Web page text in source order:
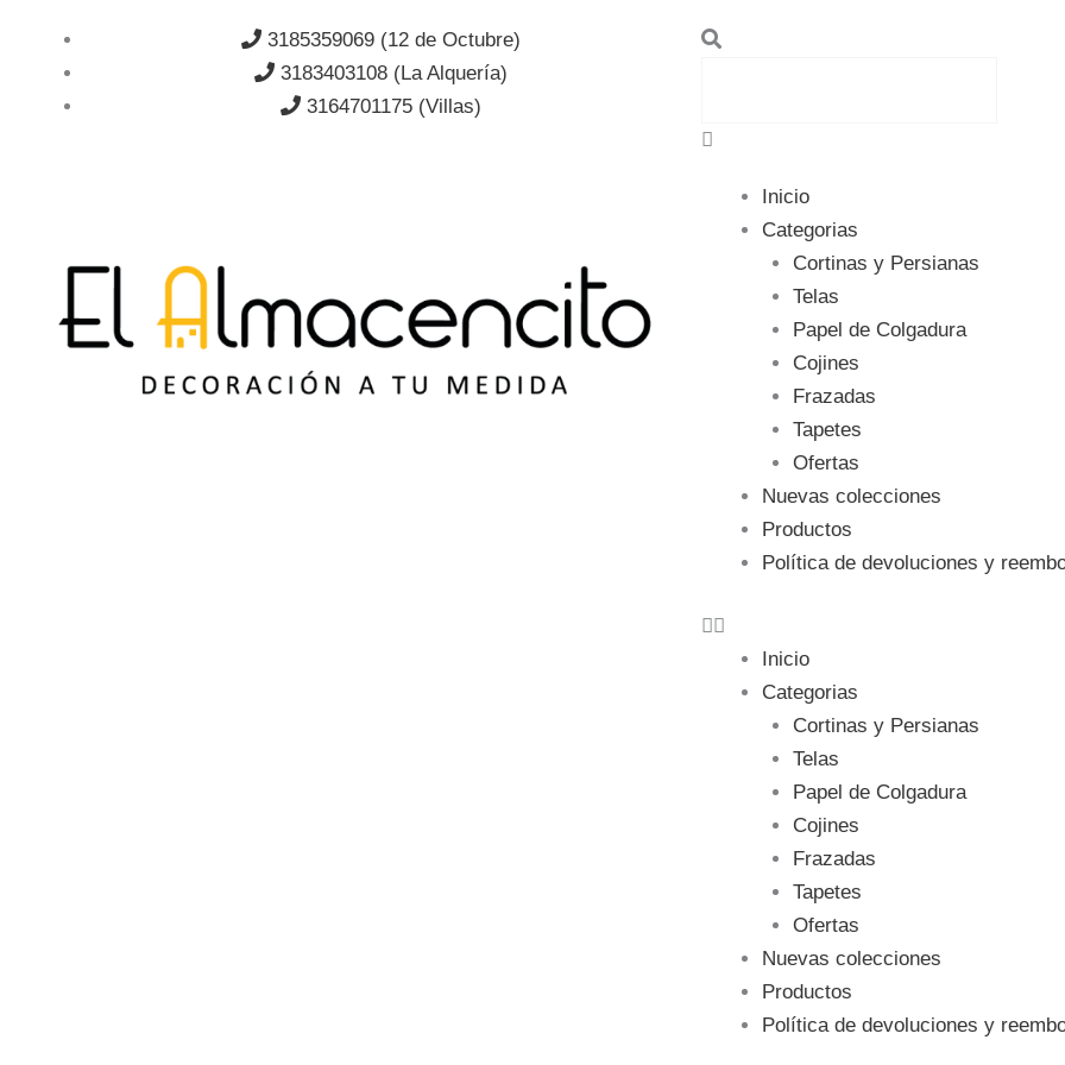
contenido
3185359069 (12 de Octubre)
3183403108 (La Alquería)
3164701175 (Villas)
Search
Inicio
Categorias
Cortinas y Persianas
Telas
Papel de Colgadura
Cojines
Frazadas
Tapetes
Ofertas
Nuevas colecciones
Productos
Política de devoluciones y
Inicio
Categorias
Cortinas y Persianas
Telas
Papel de Colgadura
Cojines
Frazadas
Tapetes
Ofertas
Nuevas colecciones
Productos
Política de devoluciones y